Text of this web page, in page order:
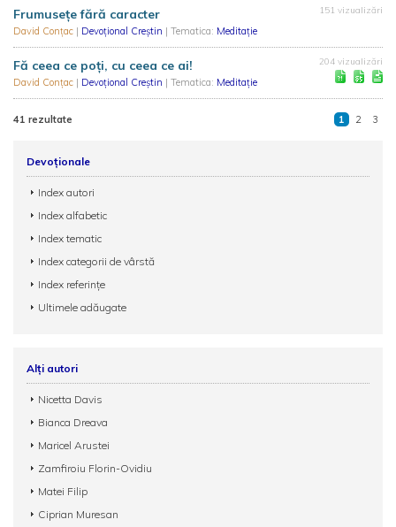
Frumusețe fără caracter
David Conțac | Devoțional Creștin | Tematica: Meditație
151 vizualizări
Fă ceea ce poți, cu ceea ce ai!
David Conțac | Devoțional Creștin | Tematica: Meditație
204 vizualizări
41 rezultate 1 2 3
Devoționale
Index autori
Index alfabetic
Index tematic
Index categorii de vârstă
Index referințe
Ultimele adăugate
Alți autori
Nicetta Davis
Bianca Dreava
Maricel Arustei
Zamfiroiu Florin-Ovidiu
Matei Filip
Ciprian Muresan